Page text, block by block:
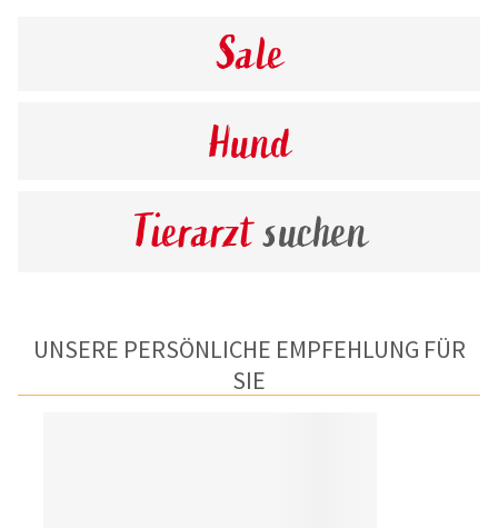
Sale
Hund
Tierarztsuchen
UNSERE PERSÖNLICHE EMPFEHLUNG FÜR
SIE